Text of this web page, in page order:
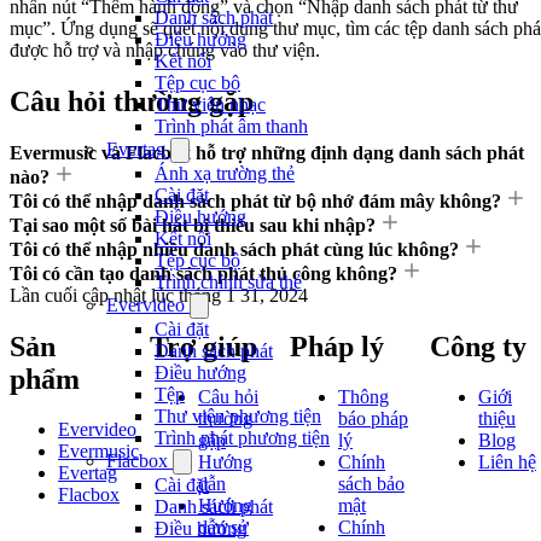
Danh sách phát
Điều hướng
Kết nối
Tệp cục bộ
Thư viện nhạc
Trình phát âm thanh
Evertag
Ánh xạ trường thẻ
Cài đặt
Điều hướng
Kết nối
Tệp cục bộ
Trình chỉnh sửa thẻ
Evervideo
Cài đặt
Danh sách phát
Điều hướng
Tệp
Thư viện phương tiện
Trình phát phương tiện
Flacbox
Cài đặt
Danh sách phát
Điều hướng
nhấn nút “Thêm hành động” và chọn “Nhập danh sách phát từ thư
mục”. Ứng dụng sẽ quét nội dung thư mục, tìm các tệp danh sách
được hỗ trợ và nhập chúng vào thư viện.
Câu hỏi thường gặp
Evermusic và Flacbox hỗ trợ những định dạng danh sách phát
nào?
Tôi có thể nhập danh sách phát từ bộ nhớ đám mây không?
Tại sao một số bài hát bị thiếu sau khi nhập?
Tôi có thể nhập nhiều danh sách phát cùng lúc không?
Tôi có cần tạo danh sách phát thủ công không?
Lần cuối cập nhật lúctháng 1 31, 2024
Sản
phẩm
Evervideo
Evermusic
Evertag
Flacbox
Trợ giúp
Câu hỏi
thường
gặp
Hướng
dẫn
Hướng
dẫn sử
Pháp lý
Thông
báo pháp
lý
Chính
sách bảo
mật
Chính
Công ty
Giới
thiệu
Blog
Liên hệ